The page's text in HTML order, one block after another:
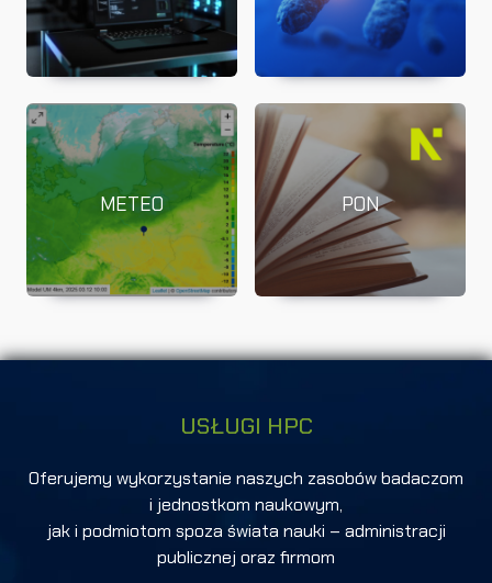
METEO PON
USŁUGI HPC
Oferujemy wykorzystanie naszych zasobów badaczom
i jednostkom naukowym,
jak i podmiotom spoza świata nauki – administracji
publicznej oraz firmom